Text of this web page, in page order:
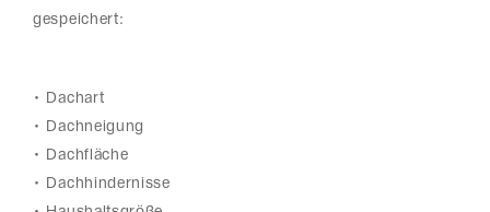
gespeichert:
• Dachart
• Dachneigung
• Dachfläche
• Dachhindernisse